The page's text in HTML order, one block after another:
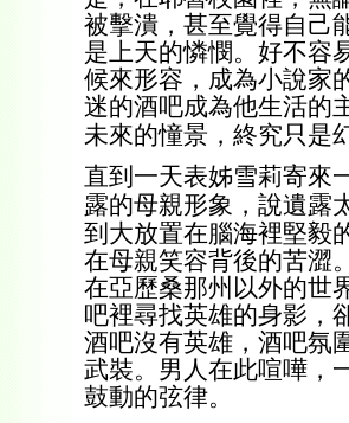
被擊潰，甚至覺得自己
是上天的憐憫。好不容
候來形容，成為小說家
迷的酒吧成為他生活的
未來的憧景，終究只是
直到一天表姊雪莉寄來
露的母親形象，說遺露
到大放置在腦海裡堅毅
在母親笑容背後的苦澀
在亞歷桑那州以外的世
吧裡尋找英雄的身影，
酒吧沒有英雄，酒吧氛
武裝。 男人在此喧嘩，
鼓動的弦律。